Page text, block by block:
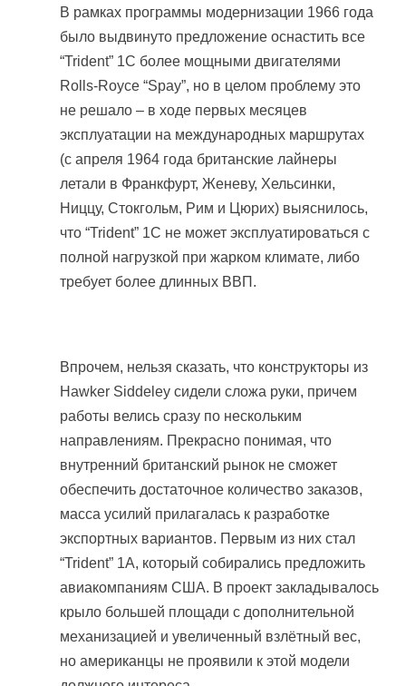
В рамках программы модернизации 1966 года
было выдвинуто предложение оснастить все
“Trident” 1C более мощными двигателями
Rolls-Royce “Spay”, но в целом проблему это
не решало – в ходе первых месяцев
эксплуатации на международных маршрутах
(с апреля 1964 года британские лайнеры
летали в Франкфурт, Женеву, Хельсинки,
Ниццу, Стокгольм, Рим и Цюрих) выяснилось,
что “Trident” 1C не может эксплуатироваться с
полной нагрузкой при жарком климате, либо
требует более длинных ВВП.
Впрочем, нельзя сказать, что конструкторы из
Hawker Siddeley сидели сложа руки, причем
работы велись сразу по нескольким
направлениям. Прекрасно понимая, что
внутренний британский рынок не сможет
обеспечить достаточное количество заказов,
масса усилий прилагалась к разработке
экспортных вариантов. Первым из них стал
“Trident” 1A, который собирались предложить
авиакомпаниям США. В проект закладывалось
крыло большей площади с дополнительной
механизацией и увеличенный взлётный вес,
но американцы не проявили к этой модели